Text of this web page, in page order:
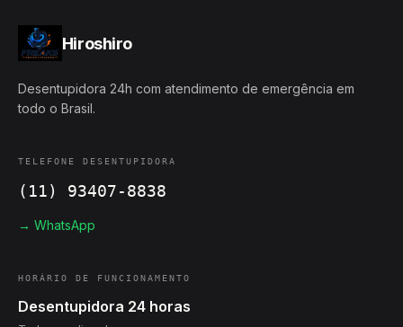
Hiroshiro
Desentupidora 24h com atendimento de emergência em
todo o Brasil.
TELEFONE DESENTUPIDORA
(11) 93407-8838
→ WhatsApp
HORÁRIO DE FUNCIONAMENTO
Desentupidora 24 horas